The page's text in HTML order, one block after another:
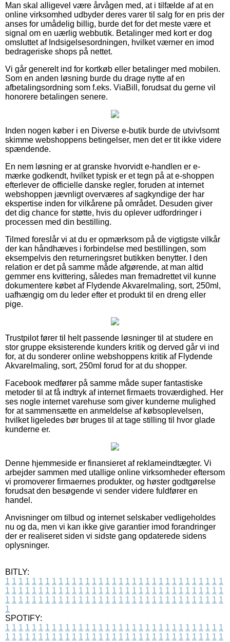
Man skal alligevel være årvågen med, at i tilfælde af at en
online virksomhed udbyder deres varer til salg for en pris der
anses for umådelig billig, burde det for det meste være et
signal om en uærlig webbutik. Betalinger med kort er dog
omsluttet af Indsigelsesordningen, hvilket værner en imod
bedrageriske shops på nettet.
Vi går generelt ind for kortkøb eller betalinger med mobilen.
Som en anden løsning burde du drage nytte af en
afbetalingsordning som f.eks. ViaBill, forudsat du gerne vil
honorere betalingen senere.
Inden nogen køber i en Diverse e-butik burde de utvivlsomt
skimme webshoppens betingelser, men det er tit ikke videre
spændende.
En nem løsning er at granske hvorvidt e-handlen er e-
mærke godkendt, hvilket typisk er et tegn på at e-shoppen
efterlever de officielle danske regler, foruden at internet
webshoppen jævnligt overværes af sagkyndige der har
ekspertise inden for vilkårene på området. Desuden giver
det dig chance for støtte, hvis du oplever udfordringer i
processen med din bestilling.
Tilmed foreslår vi at du er opmærksom på de vigtigste vilkår
der kan håndhæves i forbindelse med bestillingen, som
eksempelvis den returneringsret butikken benytter. I den
relation er det på samme måde afgørende, at man altid
gemmer ens kvittering, således man fremadrettet vil kunne
dokumentere købet af Flydende Akvarelmaling, sort, 250ml,
uafhængig om du leder efter et produkt til en dreng eller
pige.
Trustpilot fører til helt passende løsninger til at studere en
stor gruppe eksisterende kunders kritik og derved går vi ind
for, at du sonderer online webshoppens kritik af Flydende
Akvarelmaling, sort, 250ml forud for at du shopper.
Facebook medfører på samme måde super fantastiske
metoder til at få indtryk af internet firmaets troværdighed. Her
ses nogle internet varehuse som giver kunderne mulighed
for at sammensætte en anmeldelse af købsoplevelsen,
hvilket ligeledes bør bruges til at tage stilling til hvor glade
kunderne er.
Denne hjemmeside er finansieret af reklameindtægter. Vi
arbejder sammen med utallige online virksomheder eftersom
vi promoverer firmaernes produkter, og høster godtgørelse
forudsat den besøgende vi sender videre fuldfører en
handel.
Anvisninger om tilbud og internet selskaber vedligeholdes
nu og da, men vi kan ikke give garantier imod forandringer
der er realiseret siden vi sidste gang opdaterede sidens
oplysninger.
BITLY:
1 1 1 1 1 1 1 1 1 1 1 1 1 1 1 1 1 1 1 1 1 1 1 1 1 1 1 1 1 1 1 1 1
1 1 1 1 1 1 1 1 1 1 1 1 1 1 1 1 1 1 1 1 1 1 1 1 1 1 1 1 1 1 1 1 1
1 1 1 1 1 1 1 1 1 1 1 1 1 1 1 1 1 1 1 1 1 1 1 1 1 1 1 1 1 1 1 1 1
1
SPOTIFY:
1 1 1 1 1 1 1 1 1 1 1 1 1 1 1 1 1 1 1 1 1 1 1 1 1 1 1 1 1 1 1 1 1
1 1 1 1 1 1 1 1 1 1 1 1 1 1 1 1 1 1 1 1 1 1 1 1 1 1 1 1 1 1 1 1 1